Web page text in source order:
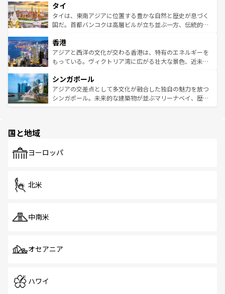
リティに包まれながら、韓国の多彩な魅力を心ゆくまで味
わってみてほしい。 なお、新着の韓国情報はコンテンツ一
覧を参照してほしい。
急速な発展と共に伝統が息づく。ハノイの古い町並みやホ
ーチミン市のフランス統治時代の建物も、独特の雰囲気を
醸し出している。また、バラエティの豊かさとおいしさで
とつ。フォーやバインミー、ベトナムコーヒーなどは、ぜ
ひ現地で味わいたい。どの地域を訪れてもあたたかい人々
が旅行者を迎えてくれるので、きっと忘れられない旅にな
参照してほしい。
タイ
タイは、東南アジアに位置する豊かな自然と歴史が息づく
国だ。首都バンコクは高層ビルが立ち並ぶ一方、伝統的な
の活気が交差している。北部ではチェンマイなどの山岳地
帯で自然と触れ合い、南部ではプーケットやクラビの美し
いビーチでリゾート気分を楽しむことができる。タイ料理
激する。気候は一年中温暖で、どの季節にも異なる楽しみ
が待っている。親しみやすいタイの人々、仏教を中心とし
た文化、そして多様な観光資源が、訪れる旅人を魅了し続
香港
アジアと西洋の文化が交わる香港は、特有のエネルギーを
もっている。ヴィクトリア湾に広がる壮大な景色、近未来
み、どこを訪れても感動するはず。観光スポットが密集し
ており、効率よく見どころを回れるのも魅力。息をのむよ
うな絶景から文化的な体験まで、香港を存分に楽しみ尽く
シンガポール
アジアの交差点として多文化が融合した独自の魅力を放つ
シンガポール。未来的な建築物が並ぶマリーナベイ、歴史
で、ホーカーズは地元の風情を楽しめる外せないスポット
国と地域
ヨーロッパ
北米
中南米
オセアニア
ハワイ